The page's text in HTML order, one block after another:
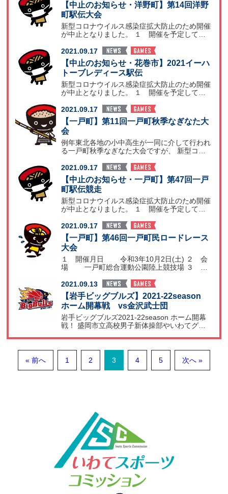
【中止のお知らせ・洋野町】第14回洋野
町駅伝大会
新型コロナウイルス感染症拡大防止のため開催
が中止となりました。 １ 開催を予定してい
2021.09.17
【中止のお知らせ・花巻市】2021イーハ
トーブレディース駅伝
新型コロナウイルス感染症拡大防止のため開催
が中止となりました。 １ 開催を予定してい
2021.09.17
【一戸町】第11回一戸町秋季なぎなた大
会
例年東北各地の小中高生が一同に介して行われ
る一戸町秋季なぎなた大会ですが、 新型コロ
2021.09.17
【中止のお知らせ・一戸町】第47回一戸
町駅伝競走
新型コロナウイルス感染症拡大防止のため開催
が中止となりました。 １ 開催を予定してい
2021.09.17
【一戸町】第46回一戸町民ロードレース
大会
１ 開催月日 令和3年10月2日(土) ２ 会
場 一戸町総合運動公園陸上競技場 ３ 大
2021.09.13
【岩手ビッグブルズ】2021-22season
ホーム開幕戦 vs金沢武士団
岩手ビッグブルズ2021-22season ホーム開幕
戦！ 盛岡市立高校男子新体操部やいわてグル
« 前へ 1 2 3 4 5 次へ »